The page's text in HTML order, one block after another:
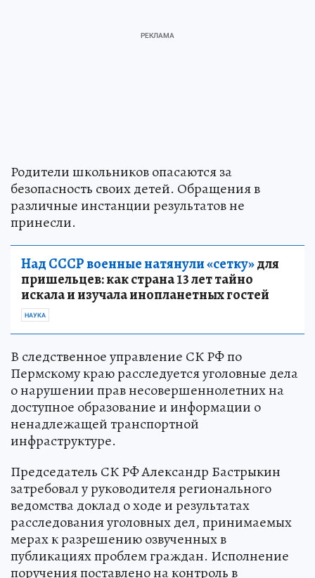
Родители школьников опасаются за
безопасность своих детей. Обращения в
различные инстанции результатов не
принесли.
Над СССР военные натянули «сетку»для
пришельцев: как страна 13 лет тайно
искала и изучала инопланетных гостей
НАУКА
В следственное управление СК РФ по
Пермскому краю расследуется уголовные дела
о нарушении прав несовершеннолетних на
доступное образование и информации о
ненадлежащей транспортной
инфраструктуре.
Председатель СК РФ Александр Бастрыкин
затребовал у руководителя регионального
ведомства доклад о ходе и результатах
расследования уголовных дел, принимаемых
мерах к разрешению озвученных в
публикациях проблем граждан. Исполнение
поручения поставлено на контроль в